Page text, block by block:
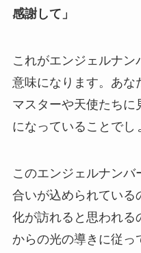
感謝して」
これがエンジェルナ
意味になります。あな
マスターや天使たちに
になっていることでし
このエンジェルナン
合いが込められている
化が訪れると思われる
からの光の導きに従っ